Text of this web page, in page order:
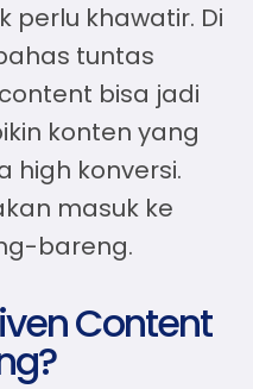
perlu khawatir. Di
tuntas
bisa jadi
konten yang
high konversi.
masuk ke
bareng.
Content